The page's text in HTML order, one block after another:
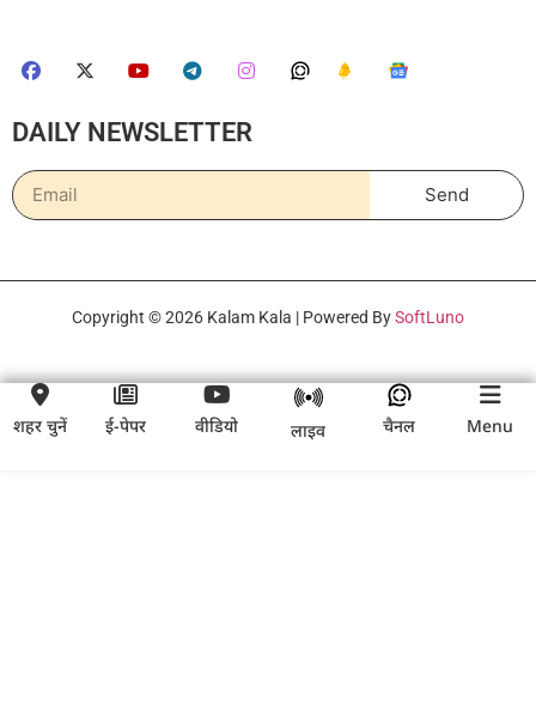
DAILY NEWSLETTER
Send
Copyright © 2026 Kalam Kala | Powered BySoftLuno
शहर चुनें ई-पेपर वीडियो लाइव चैनल Menu